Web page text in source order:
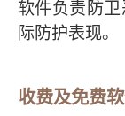
软件负责防
际防护表现。
收费及免费